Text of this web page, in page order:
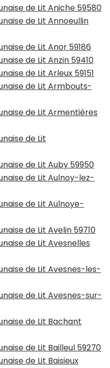
de Lit Aniche 59580
de Lit Annoeullin
de Lit Anor 59186
de Lit Anzin 59410
de Lit Arleux 59151
de Lit Armbouts-
de Lit Armentières
de Lit
de Lit Auby 59950
de Lit Aulnoy-lez-
de Lit Aulnoye-
de Lit Avelin 59710
de Lit Avesnelles
de Lit Avesnes-les-
de Lit Avesnes-sur-
de Lit Bachant
de Lit Bailleul 59270
de Lit Baisieux